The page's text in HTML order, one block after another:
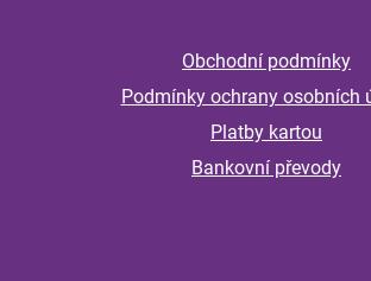
Obchodní podmínky
Podmínky ochrany osobních
Platby kartou
Bankovní převody